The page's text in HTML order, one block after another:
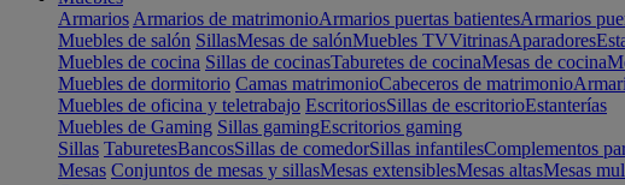
Armarios Armarios de matrimonioArmarios puertas batientesArmarios
Muebles de salón SillasMesas de salónMuebles TVVitrinasAparadores
Muebles de cocina Sillas de cocinasTaburetes de cocinaMesas de cocina
Muebles de dormitorio Camas matrimonioCabeceros de matrimonio
Muebles de oficina y teletrabajo EscritoriosSillas de escritorioEstanterías
Muebles de Gaming Sillas gamingEscritorios gaming
Sillas TaburetesBancosSillas de comedorSillas infantilesComplementos
Mesas Conjuntos de mesas y sillasMesas extensiblesMesas altasMesas